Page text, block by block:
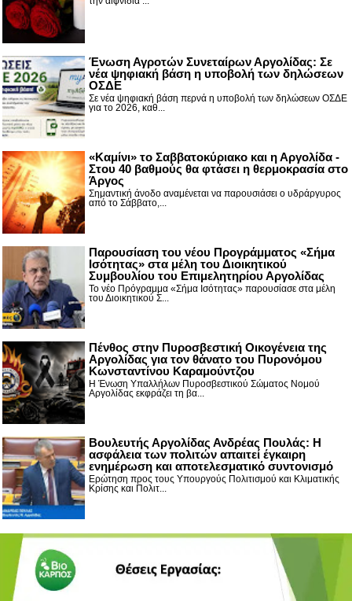
Ένωση Αγροτών Συνεταίρων Αργολίδας: Σε
νέα ψηφιακή βάση η υποβολή των δηλώσεων
ΟΣΔΕ
Σε νέα ψηφιακή βάση περνά η υποβολή των δηλώσεων ΟΣΔΕ
για το 2026, καθ...
«Καμίνι» το Σαββατοκύριακο και η Αργολίδα -
Στου 40 βαθμούς θα φτάσει η θερμοκρασία στο
Άργος
Σημαντική άνοδο αναμένεται να παρουσιάσει ο υδράργυρος
από το Σάββατο,...
Παρουσίαση του νέου Προγράμματος «Σήμα
Ισότητας» στα μέλη του Διοικητικού
Συμβουλίου του Επιμελητηρίου Αργολίδας
Το νέο Πρόγραμμα «Σήμα Ισότητας» παρουσίασε στα μέλη
του Διοικητικού Σ...
Πένθος στην Πυροσβεστική Οικογένεια της
Αργολίδας για τον θάνατο του Πυρονόμου
Κωνσταντίνου Καραμούντζου
Η Ένωση Υπαλλήλων Πυροσβεστικού Σώματος Νομού
Αργολίδας εκφράζει τη βα...
Βουλευτής Αργολίδας Ανδρέας Πουλάς: Η
ασφάλεια των πολιτών απαιτεί έγκαιρη
ενημέρωση και αποτελεσματικό συντονισμό
Ερώτηση προς τους Υπουργούς Πολιτισμού και Κλιματικής
Κρίσης και Πολιτ...